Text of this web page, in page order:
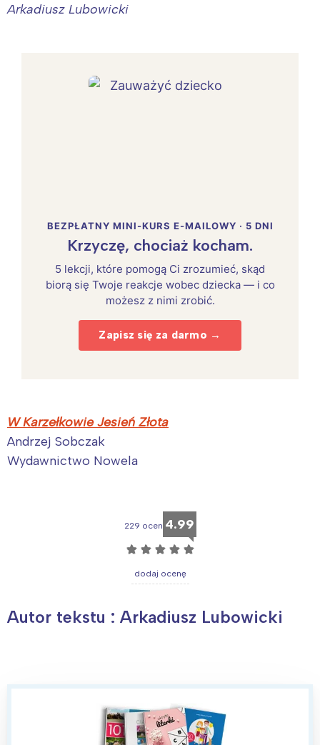
Arkadiusz Lubowicki
BEZPŁATNY MINI-KURS E-MAILOWY · 5 DNI
Krzyczę, chociaż kocham.
5 lekcji, które pomogą Ci zrozumieć, skąd
biorą się Twoje reakcje wobec dziecka — i co
możesz z nimi zrobić.
Zapisz się za darmo →
W Karzełkowie Jesień Złota
Andrzej Sobczak
Wydawnictwo Nowela
229 ocen 4.99
☆ ☆ ☆ ☆ ☆
dodaj ocenę
Autor tekstu : Arkadiusz Lubowicki
Warszawa Śląsk